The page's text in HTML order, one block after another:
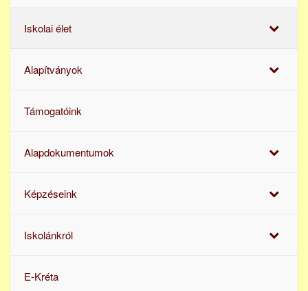
Iskolai élet
Alapítványok
Támogatóink
Alapdokumentumok
Képzéseink
Iskolánkról
E-Kréta